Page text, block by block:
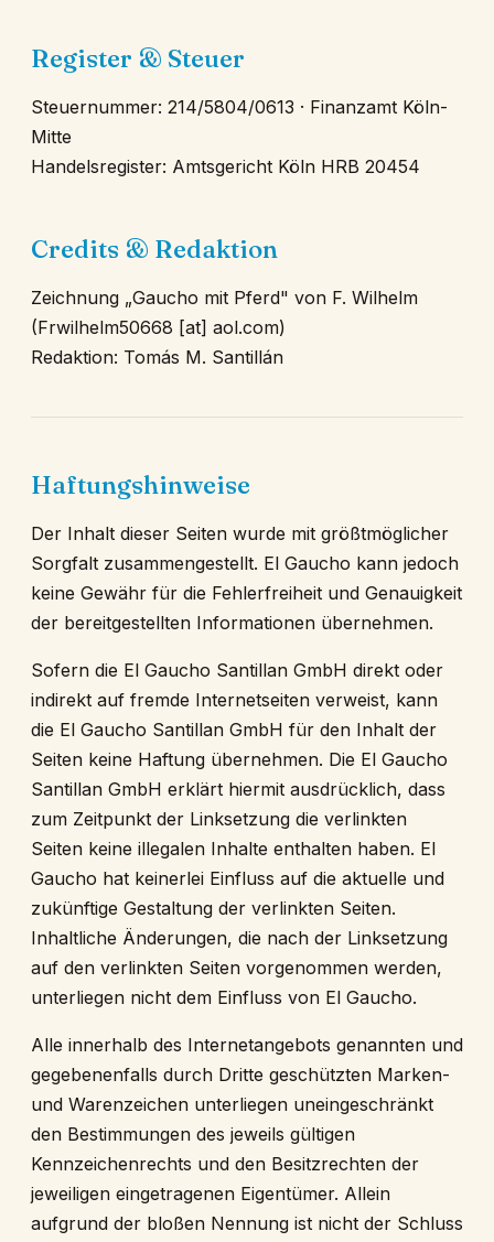
Register & Steuer
Steuernummer: 214/5804/0613 · Finanzamt Köln-
Mitte
Handelsregister: Amtsgericht Köln HRB 20454
Credits & Redaktion
Zeichnung „Gaucho mit Pferd" von F. Wilhelm
(Frwilhelm50668 [at] aol.com)
Redaktion: Tomás M. Santillán
Haftungshinweise
Der Inhalt dieser Seiten wurde mit größtmöglicher
Sorgfalt zusammengestellt. El Gaucho kann jedoch
keine Gewähr für die Fehlerfreiheit und Genauigkeit
der bereitgestellten Informationen übernehmen.
Sofern die El Gaucho Santillan GmbH direkt oder
indirekt auf fremde Internetseiten verweist, kann
die El Gaucho Santillan GmbH für den Inhalt der
Seiten keine Haftung übernehmen. Die El Gaucho
Santillan GmbH erklärt hiermit ausdrücklich, dass
zum Zeitpunkt der Linksetzung die verlinkten
Seiten keine illegalen Inhalte enthalten haben. El
Gaucho hat keinerlei Einfluss auf die aktuelle und
zukünftige Gestaltung der verlinkten Seiten.
Inhaltliche Änderungen, die nach der Linksetzung
auf den verlinkten Seiten vorgenommen werden,
unterliegen nicht dem Einfluss von El Gaucho.
Alle innerhalb des Internetangebots genannten und
gegebenenfalls durch Dritte geschützten Marken-
und Warenzeichen unterliegen uneingeschränkt
den Bestimmungen des jeweils gültigen
Kennzeichenrechts und den Besitzrechten der
jeweiligen eingetragenen Eigentümer. Allein
aufgrund der bloßen Nennung ist nicht der Schluss